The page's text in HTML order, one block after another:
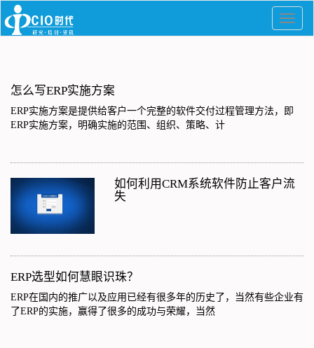
怎么写ERP实施方案
ERP实施方案是提供给客户一个完整的软件交付过程管理方法，即
ERP实施方案，明确实施的范围、组织、策略、计
如何利用CRM系统软件防止客户流
失
ERP选型如何慧眼识珠？
ERP在国内的推广以及应用已经有很多年的历史了，当然有些企业有
了ERP的实施，赢得了很多的成功与荣耀，当然